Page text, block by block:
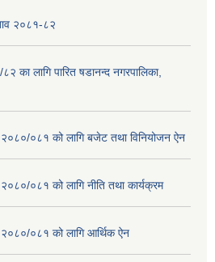
२०८१-८२
का लागि पारित षडानन्द नगरपालिका,
०८१ को लागि बजेट तथा विनियोजन ऐन
०८१ को लागि नीति तथा कार्यक्रम
०८१ को लागि आर्थिक ऐन